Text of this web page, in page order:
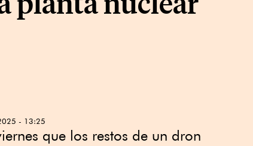
- 13:25
que los restos de un dron